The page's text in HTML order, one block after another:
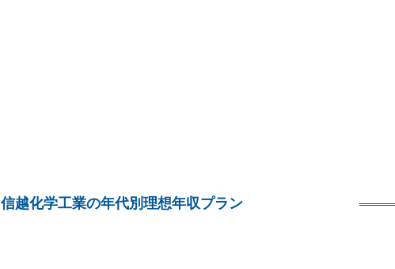
信越化学工業の年代別理想年収プラン